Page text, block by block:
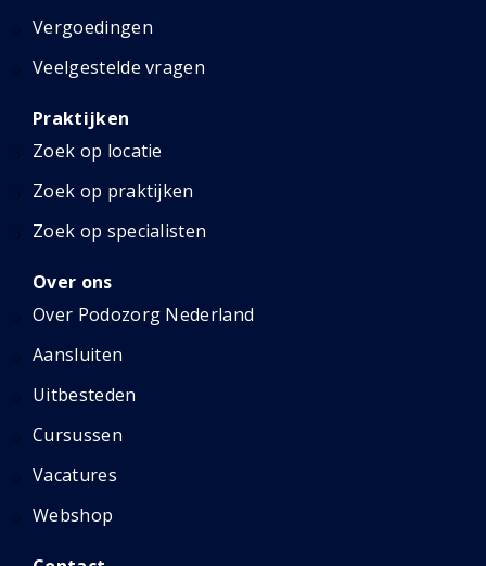
Vergoedingen
Veelgestelde vragen
Praktijken
Zoek op locatie
Zoek op praktijken
Zoek op specialisten
Over ons
Over Podozorg Nederland
Aansluiten
Uitbesteden
Cursussen
Vacatures
Webshop